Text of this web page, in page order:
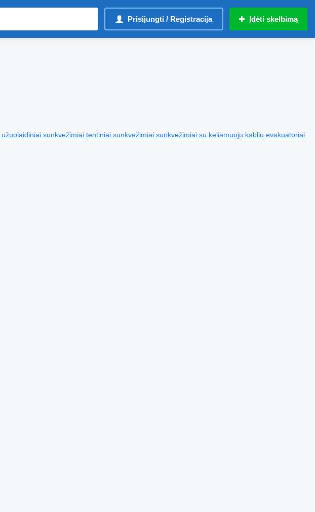
Prisijungti / Registracija Įdėti skelbimą
užuolaidiniai sunkvežimiai tentiniai sunkvežimiai sunkvežimiai su keliamuoju kabliu evakuatoriai